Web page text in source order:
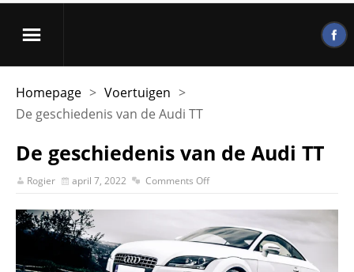
Homepage > Voertuigen >
De geschiedenis van de Audi TT
De geschiedenis van de Audi TT
Rogier april 7, 2022 Comments Off